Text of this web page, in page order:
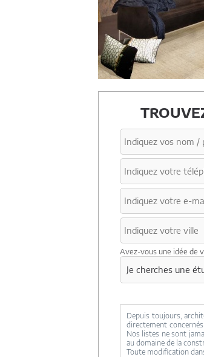
Avez-vous une idée de
Depuis toujours,
directement
Nos listes ne sont
au domaine de la
Toute modification